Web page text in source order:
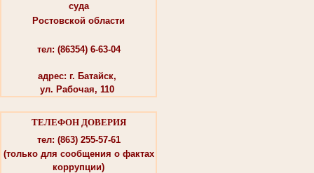
суда
Ростовской области
тел: (86354) 6-63-04
адрес: г. Батайск,
ул. Рабочая, 110
ТЕЛЕФОН ДОВЕРИЯ
тел: (863) 255-57-61
(только для сообщения о фактах
коррупции)